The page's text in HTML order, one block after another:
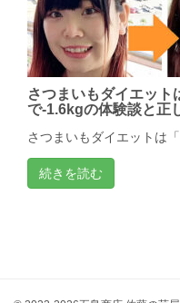
さつまいもダイエット
で-1.6kgの体験談と正
さつまいもダイエットは
続きを読む